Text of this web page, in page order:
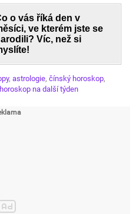
o vás říká den v
ve kterém jste se
Víc, než si
, astrologie, čínský horoskop,
horoskop na další týden